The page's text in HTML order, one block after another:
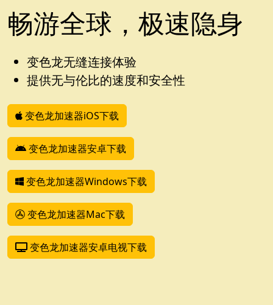
畅游全球，极速隐身
变色龙无缝连接体验
提供无与伦比的速度和安全性
变色龙加速器iOS下载
变色龙加速器安卓下载
变色龙加速器Windows下载
变色龙加速器Mac下载
变色龙加速器安卓电视下载